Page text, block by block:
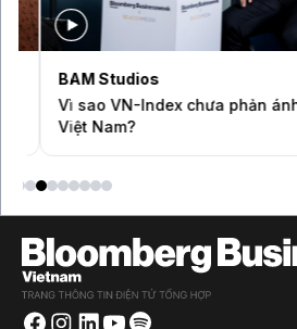
BAM Studios
Vì sao VN-Index chưa phản ánh
Việt Nam?